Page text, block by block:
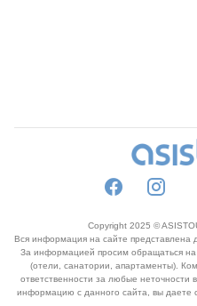
Copyright 2025 ©
Вся информация на сайте представлена
За информацией просим обращаться
(отели, санатории, апартаменты).
ответственности за любые неточности
информацию с данного сайта, вы даете